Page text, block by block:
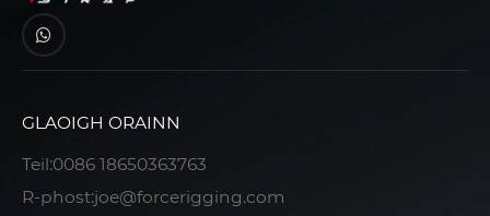
GLAOIGH ORAINN
Teil:0086 18650363763
R-phost:joe@forcerigging.com